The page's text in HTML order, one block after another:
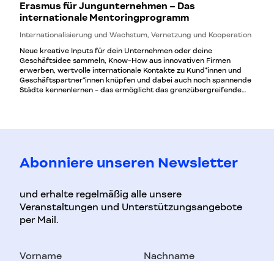
Erasmus für Jungunternehmen – Das
internationale Mentoringprogramm
Internationalisierung und Wachstum, Vernetzung und Kooperation
Neue kreative Inputs für dein Unternehmen oder deine
Geschäftsidee sammeln, Know-How aus innovativen Firmen
erwerben, wertvolle internationale Kontakte zu Kund*innen und
Geschäftspartner*innen knüpfen und dabei auch noch spannende
Städte kennenlernen - das ermöglicht das grenzübergreifende
Abonniere unseren Newsletter
und erhalte regelmäßig alle unsere
Veranstaltungen und Unterstützungsangebote
per Mail.
Nachname